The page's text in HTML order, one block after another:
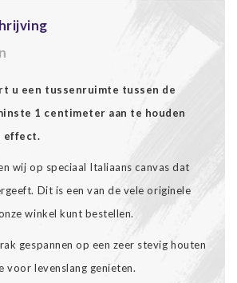
u een tussenruimte tussen de
1 centimeter aan te houden
effect.
wij op speciaal Italiaans canvas dat
Dit is een van de vele originele
winkel kunt bestellen.
gespannen op een zeer stevig houten
voor levenslang genieten.